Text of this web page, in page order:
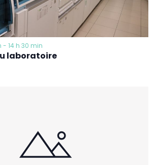
- 14 h 30 min
laboratoire